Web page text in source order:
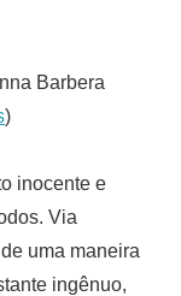
Barbera
)
inocente e
Via
uma maneira
ingênuo,